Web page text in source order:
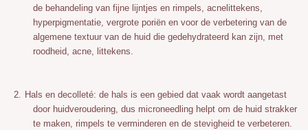
de behandeling van fijne lijntjes en rimpels, acnelittekens,
hyperpigmentatie, vergrote poriën en voor de verbetering van de
algemene textuur van de huid die gedehydrateerd kan zijn, met
roodheid, acne, littekens.
Hals en decolleté: de hals is een gebied dat vaak wordt aangetast
door huidveroudering, dus microneedling helpt om de huid strakker
te maken, rimpels te verminderen en de stevigheid te verbeteren.